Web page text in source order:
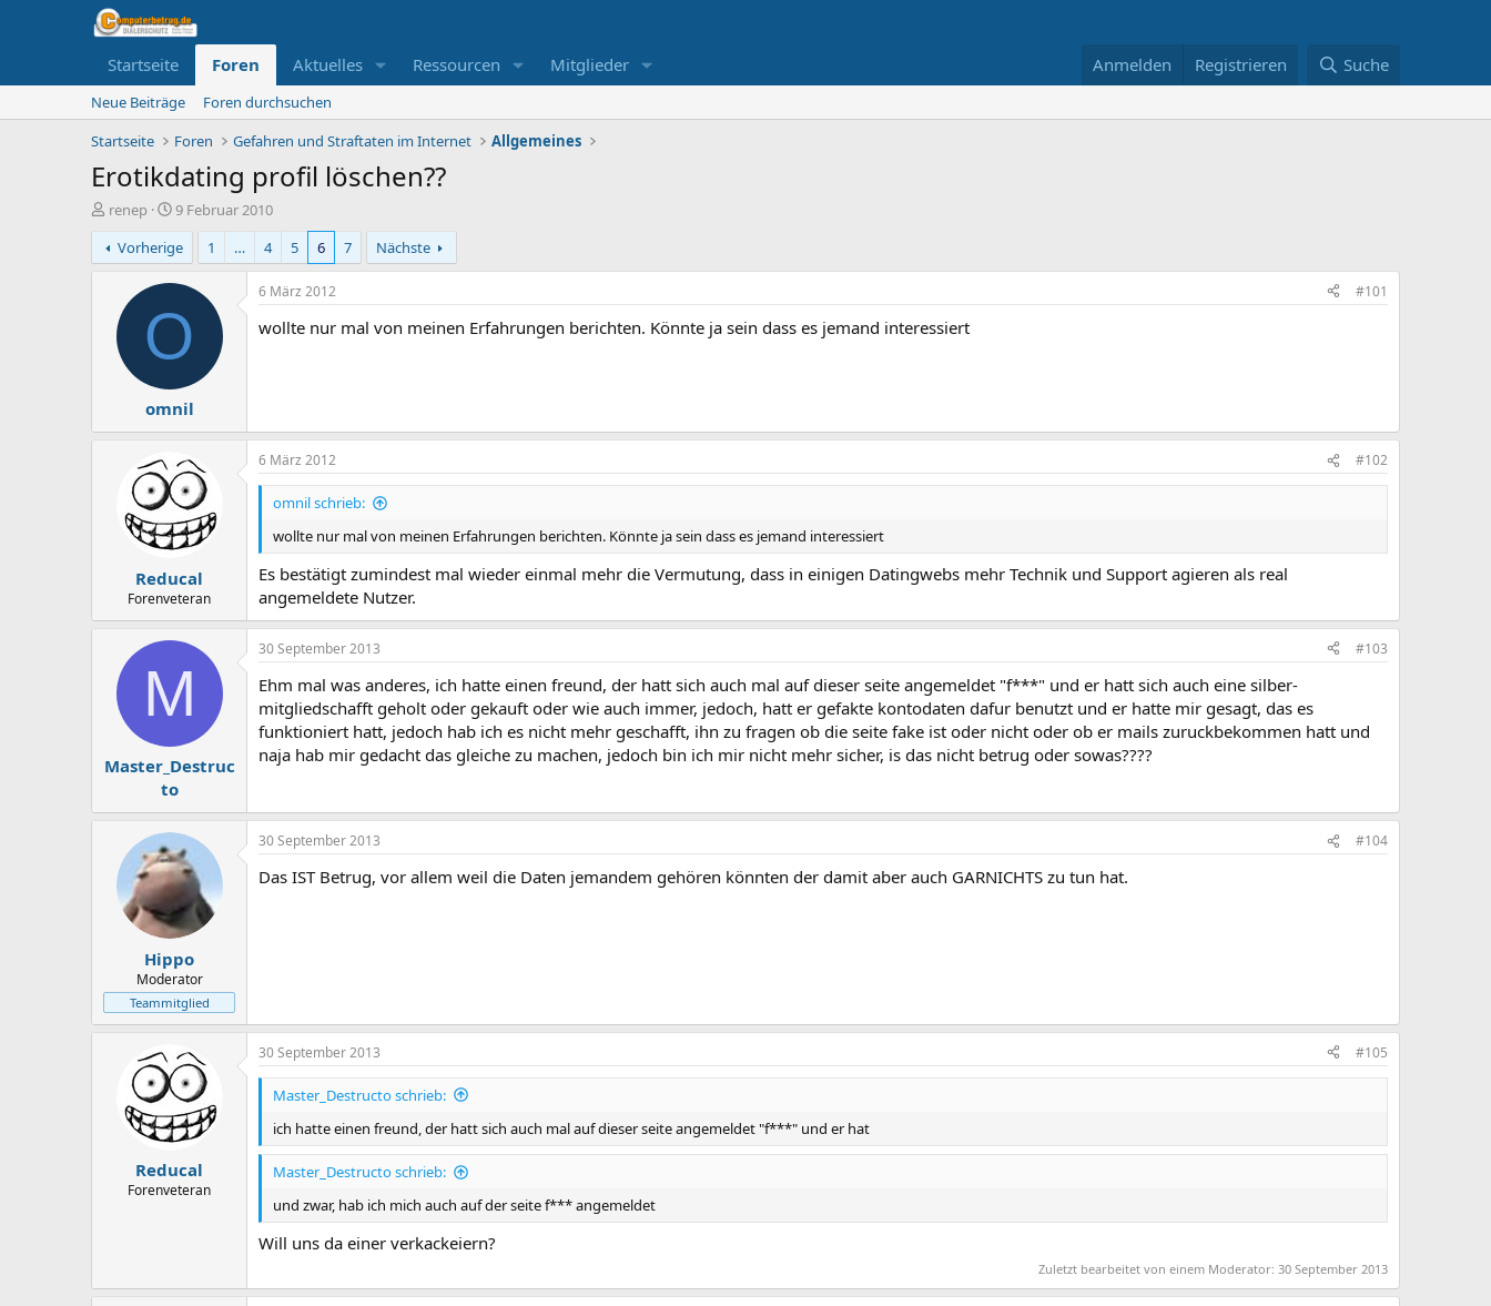
Startseite Foren Aktuelles Ressourcen Mitglieder Anmelden Registrieren Suche
Neue Beiträge
Foren durchsuchen
Startseite
Foren Gefahren und Straftaten im Internet Allgemeines
Erotikdating profil löschen??
E
r
s
t
renep
E
r
s
t
e
l
t
m
9 Februar 2010
Vorherige
1 … 4 5 6 7 Nächste
O
omnil
6 März 2012 #101
wollte nur mal von meinen Erfahrungen berichten. Könnte ja sein dass es jemand interessiert
Reducal
Forenveteran
6 März 2012 #102
omnil schrieb:
wollte nur mal von meinen Erfahrungen berichten. Könnte ja sein dass es jemand interessiert
Es bestätigt zumindest mal wieder einmal mehr die Vermutung, dass in einigen Datingwebs mehr Technik und Support agieren als real
angemeldete Nutzer.
M
Master_Destruc
to
30 September 2013 #103
Ehm mal was anderes, ich hatte einen freund, der hatt sich auch mal auf dieser seite angemeldet "f***" und er hatt sich auch eine silber-
mitgliedschafft geholt oder gekauft oder wie auch immer, jedoch, hatt er gefakte kontodaten dafur benutzt und er hatte mir gesagt, das es
funktioniert hatt, jedoch hab ich es nicht mehr geschafft, ihn zu fragen ob die seite fake ist oder nicht oder ob er mails zuruckbekommen hatt und
naja hab mir gedacht das gleiche zu machen, jedoch bin ich mir nicht mehr sicher, is das nicht betrug oder sowas????
Hippo
Moderator
Teammitglied
30 September 2013 #104
Das IST Betrug, vor allem weil die Daten jemandem gehören könnten der damit aber auch GARNICHTS zu tun hat.
Reducal
Forenveteran
30 September 2013 #105
Master_Destructo schrieb:
ich hatte einen freund, der hatt sich auch mal auf dieser seite angemeldet "f***" und er hat
Master_Destructo schrieb:
und zwar, hab ich mich auch auf der seite f*** angemeldet
Will uns da einer verkackeiern?
Zuletzt bearbeitet von einem Moderator: 30 September 2013